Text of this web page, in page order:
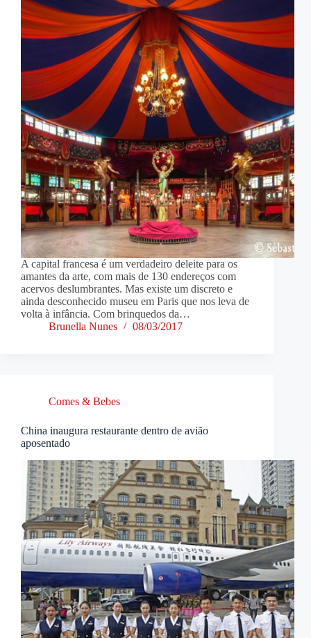
A capital francesa é um verdadeiro deleite para os
amantes da arte, com mais de 130 endereços com
acervos deslumbrantes. Mas existe um discreto e
ainda desconhecido museu em Paris que nos leva de
volta à infância. Com brinquedos da…
Brunella Nunes
08/03/2017
Comes & Bebes
China inaugura restaurante dentro de avião
aposentado